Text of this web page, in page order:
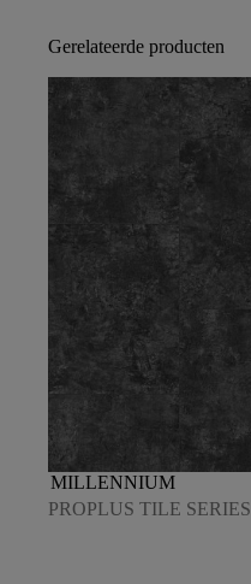
Gerelateerde producten
MILLENNIUM
PROPLUS TILE SERIES